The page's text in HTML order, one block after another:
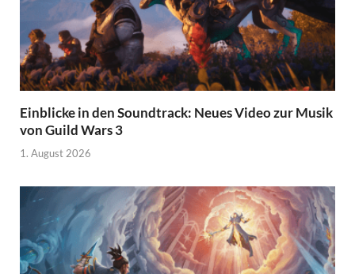
Einblicke in den Soundtrack: Neues Video zur Musik
von Guild Wars 3
1. August 2026